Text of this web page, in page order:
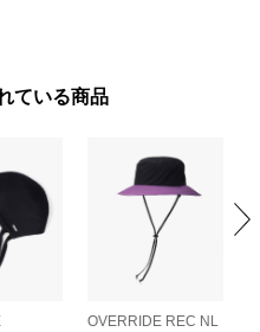
ている商品
OVERRIDE REC NL